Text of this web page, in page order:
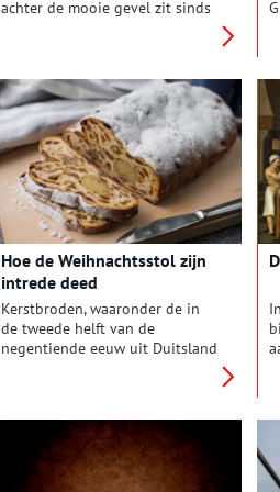
achter de mooie gevel zit sinds
geschiedenis van brood, koek,
suiker, chocolade en banket.
Niet alleen door te kijken, maar
ook door te luisteren, voelen,
ruiken en zelfs proeven.
Oneindig Noord-Holland bracht
een bezoek aan het lekkerste
museum van Nederland.
Hoe de Weihnachtsstol zijn
intrede deed
Kerstbroden, waaronder de in
de tweede helft van de
negentiende eeuw uit Duitsland
voorkeur met wit suikerpoeder
bestrooide baksel is niet alleen
favoriet in huiselijke kring, maar
ook vaste prik bij allerlei